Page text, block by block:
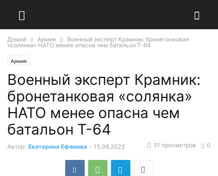
Домой Армия
Военный эксперт Крамник: бронетанковая
«солянка» НАТО менее опасна чем батальон Т-64
Армия
Военный эксперт Крамник:
бронетанковая «солянка»
НАТО менее опасна чем
батальон Т-64
Автор: Екатерина Ефимова - 15.06.2023 0
31 просмотров